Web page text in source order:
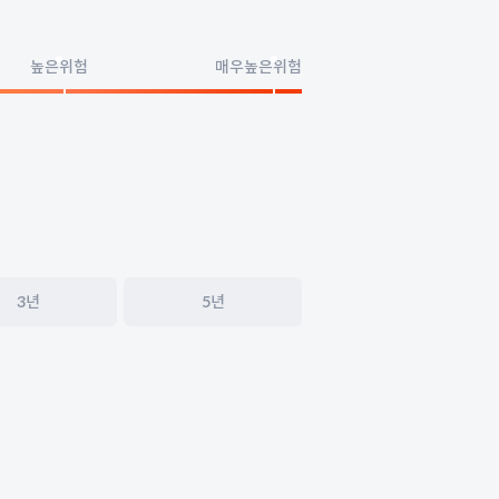
높은위험 매우높은위험
3년 5년